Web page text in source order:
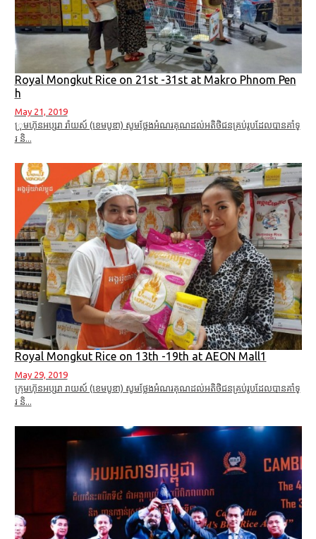
Royal Mongkut Rice on 21st -31st at Makro Phnom Pen
h
May 21, 2019
្រុមហ៊ុនអប្សរា រ៉ាយស៍ (ខេមបូឌា) សូមថ្លែងអំណរគុណដល់អតិថិជនគ្រប់រូបដែលបានគាំទ្
រ និ...
Royal Mongkut Rice on 13th -19th at AEON Mall1
May 29, 2019
ក្រុមហ៊ុនអប្សរា រាយស៍ (ខេមបូឌា) សូមថ្លែងអំណរគុណដល់អតិថិជនគ្រប់រូបដែលបានគាំទ្
រ និ...